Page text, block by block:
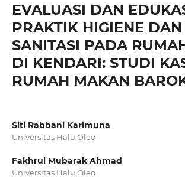
EVALUASI DAN
PRAKTIK HIGIENE DAN
SANITASI PADA
DI KENDARI: STUDI
RUMAH MAKAN
Siti Rabbani Karimuna
Universitas Halu Oleo
Fakhrul Mubarak Ahmad
Universitas Halu Oleo